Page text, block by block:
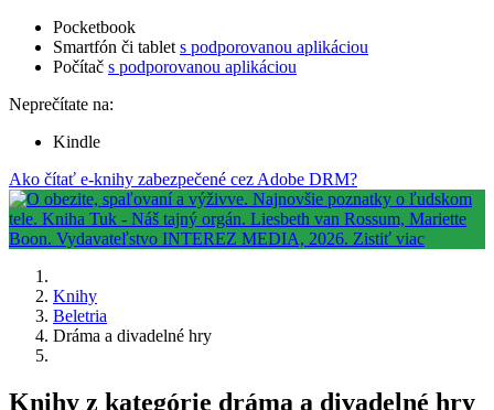
Pocketbook
Smartfón či tablet s podporovanou aplikáciou
Počítač s podporovanou aplikáciou
Neprečítate na:
Kindle
Ako čítať e-knihy zabezpečené cez Adobe DRM?
Knihy
Beletria
Dráma a divadelné hry
Knihy z kategórie dráma a divadelné hry